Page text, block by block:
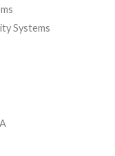
Systems